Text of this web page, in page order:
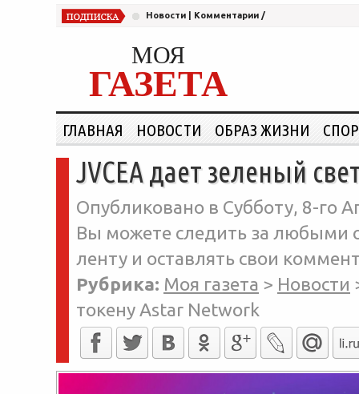
Новости Комментарии /
МОЯ
ГАЗЕТА
ГЛАВНАЯ НОВОСТИ ОБРАЗ ЖИЗНИ
JVCEA дает зеленый
Опубликовано в Субботу, 8-го
Вы можете следить за любыми
ленту и оставлять свои
Рубрика: Моя газета > Новости
токену Astar Network